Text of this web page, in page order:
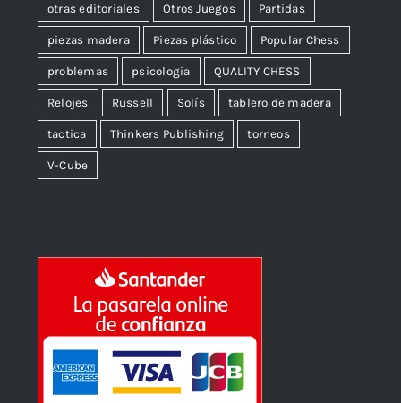
otras editoriales Otros Juegos Partidas
piezas madera Piezas plástico Popular Chess
problemas psicologia QUALITY CHESS
Relojes Russell Solís tablero de madera
tactica Thinkers Publishing torneos
V-Cube